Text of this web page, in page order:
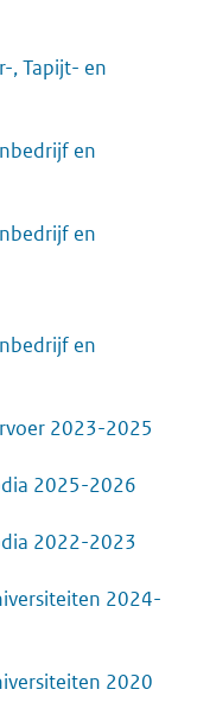
, Tapijt- en
en
en
en
2023-2025
2025-2026
2022-2023
2024-
2020